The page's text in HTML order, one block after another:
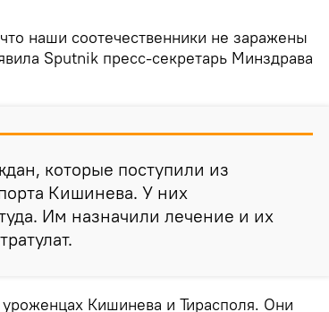
наши соотечественники не заражены
Sputnik пресс-секретарь Минздрава
которые поступили из
Кишинева. У них
Им назначили лечение и их
Кишинева и Тирасполя. Они